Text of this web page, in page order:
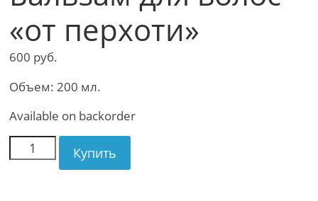
«от перхоти»
600 руб.
Объем: 200 мл.
Available on backorder
Купить